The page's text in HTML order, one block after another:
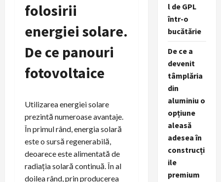
folosirii
energiei solare.
De ce panouri
fotovoltaice
Utilizarea energiei solare
prezintă numeroase avantaje.
În primul rând, energia solară
este o sursă regenerabilă,
deoarece este alimentată de
radiația solară continuă. În al
doilea rând, prin producerea
l de GPL
într-o
bucătărie
De ce a
devenit
tâmplăria
din
aluminiu o
opțiune
aleasă
adesea în
construcți
ile
premium